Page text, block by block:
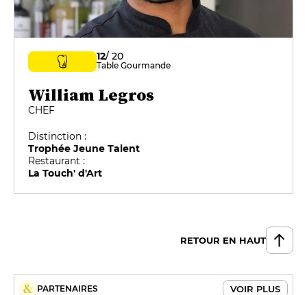
12/ 20
Table Gourmande
William Legros
CHEF
Distinction :
Trophée Jeune Talent
Restaurant :
La Touch' d'Art
RETOUR EN HAUT
PARTENAIRES VOIR PLUS